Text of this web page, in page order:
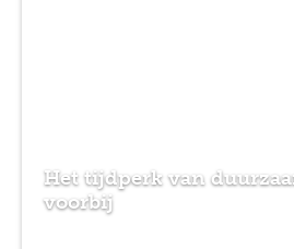
Het tijdperk van
voorbij